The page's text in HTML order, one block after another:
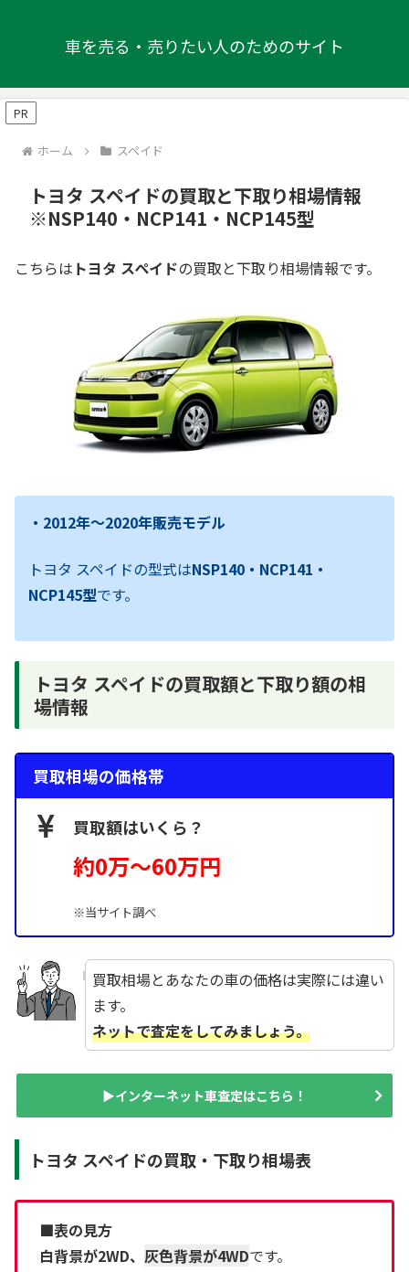
車を売る・売りたい人のためのサイト
PR
ホーム スペイド
トヨタ スペイドの買取と下取り相場情報
※NSP140・NCP141・NCP145型
こちらは トヨタ スペイドの買取と下取り相場情報です。
・2012年～2020年販売モデル
トヨタ スペイドの型式はNSP140・NCP141・
NCP145型です。
トヨタ スペイドの買取額と下取り額の相
場情報
買取相場の価格帯
買取額はいくら？
約0万～60万円
※当サイト調べ
買取相場とあなたの車の価格は実際には違い
ます。
ネットで査定をしてみましょう。
▶インターネット車査定はこちら！
トヨタ スペイドの買取・下取り相場表
■表の見方
白背景が2WD、 灰色背景が4WDです。